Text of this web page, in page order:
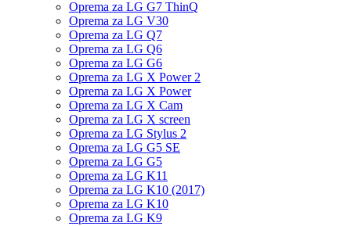
Oprema za LG G7 ThinQ
Oprema za LG V30
Oprema za LG Q7
Oprema za LG Q6
Oprema za LG G6
Oprema za LG X Power 2
Oprema za LG X Power
Oprema za LG X Cam
Oprema za LG X screen
Oprema za LG Stylus 2
Oprema za LG G5 SE
Oprema za LG G5
Oprema za LG K11
Oprema za LG K10 (2017)
Oprema za LG K10
Oprema za LG K9